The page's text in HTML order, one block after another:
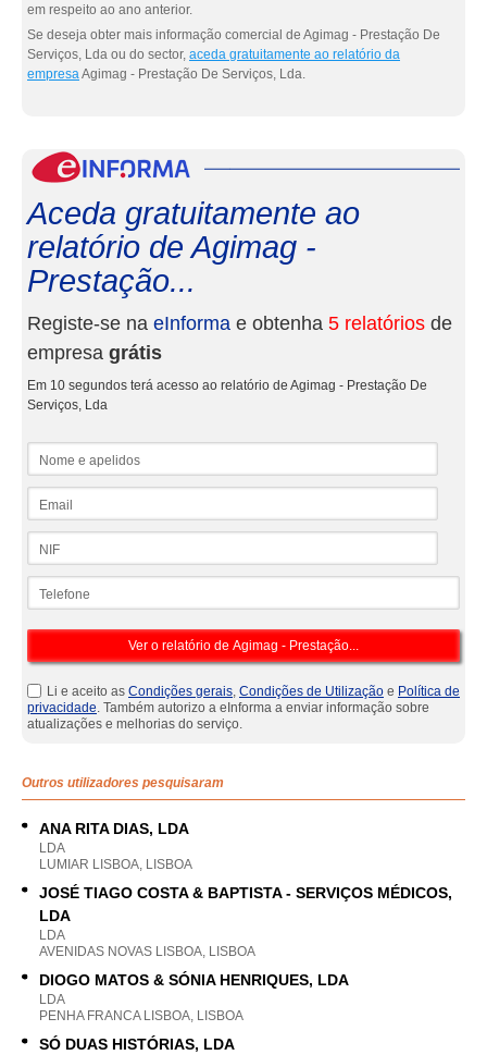
em respeito ao ano anterior.
Se deseja obter mais informação comercial de Agimag - Prestação De
Serviços, Lda ou do sector, aceda gratuitamente ao relatório da
empresaAgimag - Prestação De Serviços, Lda.
Aceda gratuitamente ao
relatório de Agimag -
Prestação...
Registe-se na eInforma e obtenha 5 relatórios de
empresa grátis
Em 10 segundos terá acesso ao relatório de Agimag - Prestação De
Serviços, Lda
Li e aceito as Condições gerais, Condições de Utilização e Política de
privacidade. Também autorizo a eInforma a enviar informação sobre
atualizações e melhorias do serviço.
Outros utilizadores pesquisaram
ANA RITA DIAS, LDA
LDA
LUMIAR LISBOA, LISBOA
JOSÉ TIAGO COSTA & BAPTISTA - SERVIÇOS MÉDICOS,
LDA
LDA
AVENIDAS NOVAS LISBOA, LISBOA
DIOGO MATOS & SÓNIA HENRIQUES, LDA
LDA
PENHA FRANCA LISBOA, LISBOA
SÓ DUAS HISTÓRIAS, LDA